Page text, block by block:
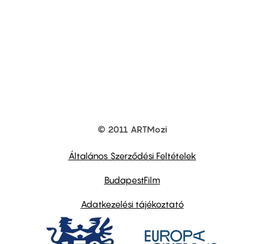
© 2011 ARTMozi
Általános Szerződési Feltételek
BudapestFilm
Adatkezelési tájékoztató